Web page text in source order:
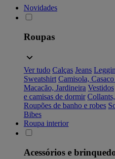
Novidades
Roupas
Ver tudo Calças Jeans
Sweatshirt Camisola,
Macacão, Jardineira Vestidos
e camisas de dormir
Roupões de banho e robes
Bibes
Roupa interior
Acessórios e